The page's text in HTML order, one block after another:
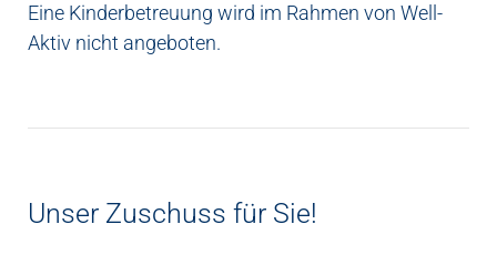
Eine Kinderbetreuung wird im Rahmen von Well-
Aktiv nicht angeboten.
Unser Zuschuss für Sie!